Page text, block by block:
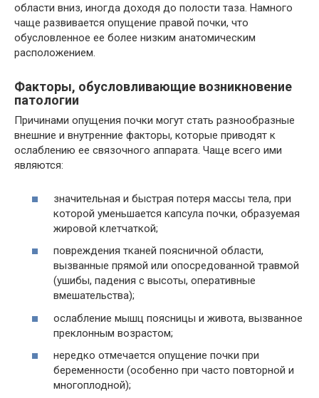
области вниз, иногда доходя до полости таза. Намного
чаще развивается опущение правой почки, что
обусловленное ее более низким анатомическим
расположением.
Факторы, обусловливающие возникновение
патологии
Причинами опущения почки могут стать разнообразные
внешние и внутренние факторы, которые приводят к
ослаблению ее связочного аппарата. Чаще всего ими
являются:
значительная и быстрая потеря массы тела, при
которой уменьшается капсула почки, образуемая
жировой клетчаткой;
повреждения тканей поясничной области,
вызванные прямой или опосредованной травмой
(ушибы, падения с высоты, оперативные
вмешательства);
ослабление мышц поясницы и живота, вызванное
преклонным возрастом;
нередко отмечается опущение почки при
беременности (особенно при часто повторной и
многоплодной);